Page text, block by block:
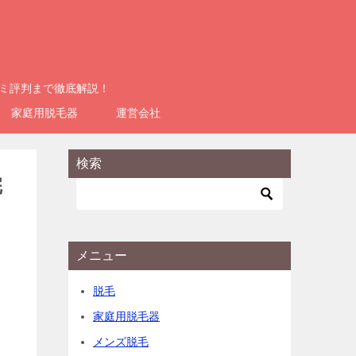
評判まで徹底解説！
家庭用脱毛器
運営会社
検索
メニュー
脱毛
家庭用脱毛器
メンズ脱毛